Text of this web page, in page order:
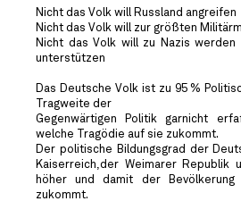
Nicht das Volk will Russland angreifen
Nicht das Volk will zur größten
Nicht das Volk will zu Nazis
unterstützen
Das Deutsche Volk ist zu 95 %
Tragweite der
Gegenwärtigen Politik garnicht
welche Tragödie auf sie zukommt.
Der politische Bildungsgrad der
Kaiserreich,der Weimarer
höher und damit der
zukommt.